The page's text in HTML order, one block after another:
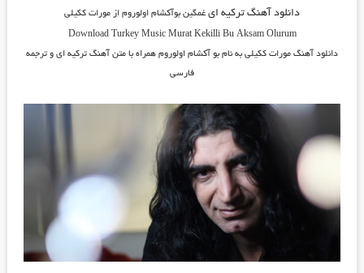
دانلود آهنگ ترکیه ایغمگین بوآکشام اولوروم از مورات ککیلی
Download Turkey Music Murat Kekilli Bu Aksam Olurum
دانلود آهنگ مورات ککیلی به نام بو آکشام اولوروم همراه با متن آهنگ ترکیه ای و ترجمه
فارسی